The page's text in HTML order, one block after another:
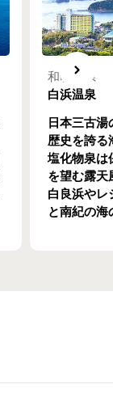
和歌山県
白浜温泉
日本三古
歴史を誇る
塩化物泉は
を望む露天
白良浜やレ
と南紀の海